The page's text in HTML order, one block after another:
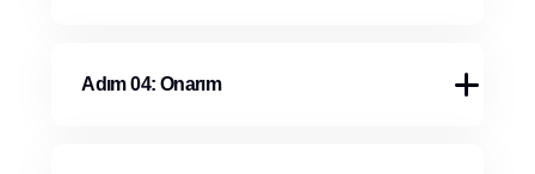
Adım 04: Onarım